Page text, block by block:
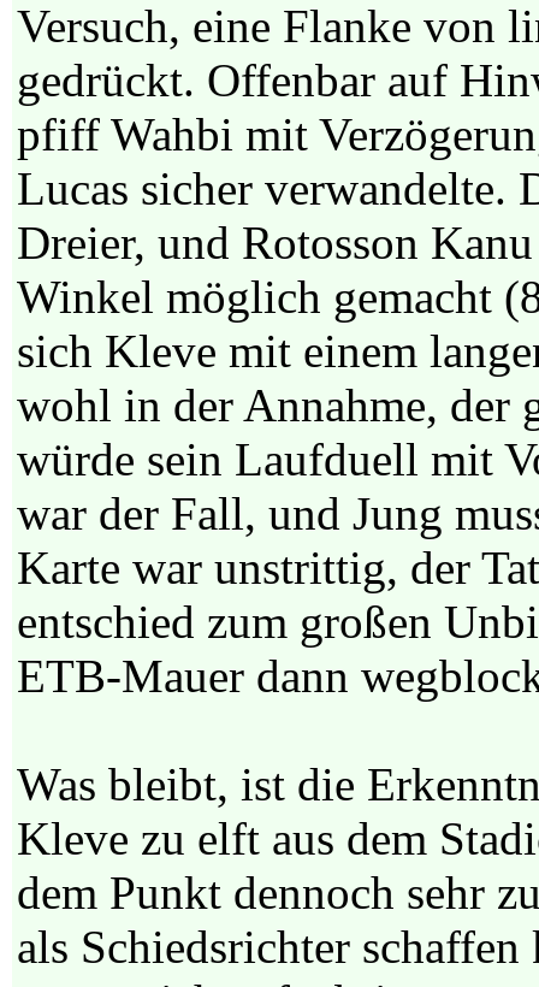
Versuch, eine Flanke von
gedrückt. Offenbar auf
pfiff Wahbi mit
Lucas sicher verwandelte.
Dreier, und Rotosson
Winkel möglich gemacht
sich Kleve mit einem
wohl in der Annahme, der
würde sein Laufduell mit
war der Fall, und Jung
Karte war unstrittig, der
entschied zum großen
ETB-Mauer dann
Was bleibt, ist die
Kleve zu elft aus dem
dem Punkt dennoch sehr
als Schiedsrichter